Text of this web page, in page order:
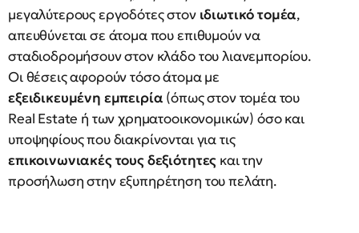
μεγαλύτερους εργοδότες στον ιδιωτικό τομέα,
απευθύνεται σε άτομα που επιθυμούν να
σταδιοδρομήσουν στον κλάδο του λιανεμπορίου.
Οι θέσεις αφορούν τόσο άτομα με
εξειδικευμένη εμπειρία (όπως στον τομέα του
Real Estate ή των χρηματοοικονομικών) όσο και
υποψηφίους που διακρίνονται για τις
επικοινωνιακές τους δεξιότητες και την
προσήλωση στην εξυπηρέτηση του πελάτη.